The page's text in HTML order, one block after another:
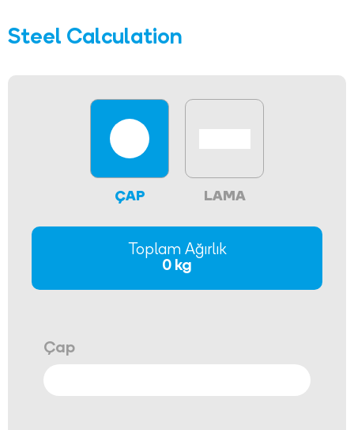
Steel Calculation
ÇAP LAMA
Çap
Toplam Ağırlık
0 kg